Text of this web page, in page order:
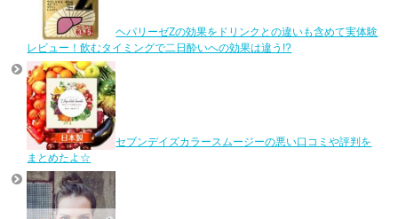
ヘパリーゼZの効果をドリンクとの違いも含めて実体験
レビュー！飲むタイミングで二日酔いへの効果は違う!?
セブンデイズカラースムージーの悪い口コミや評判を
まとめたよ☆